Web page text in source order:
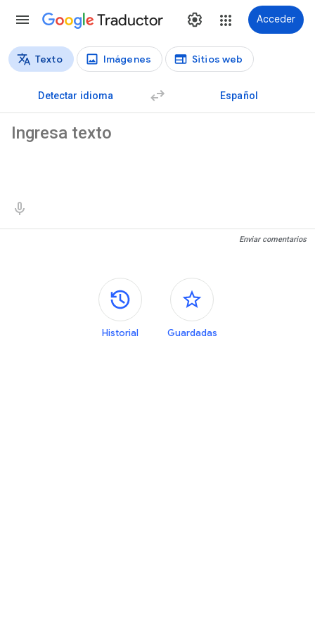
Traductor Acceder
Tipos de traducción
Texto Imágenes Sitios web
Detectar idioma Español
Enviar comentarios
Paneles laterales
Historial Guardadas